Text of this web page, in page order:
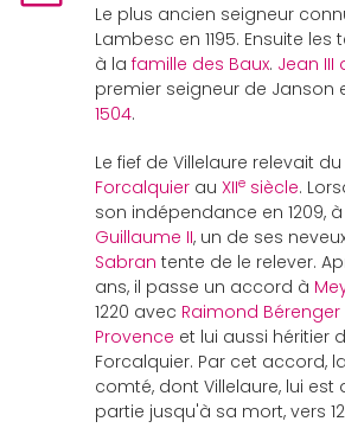
Le plus ancien seigneur
Lambesc en 1195. Ensuite
à la famille des Baux. Jean III
premier seigneur de Janson
1504.
Le fief de Villelaure relevait du
Forcalquier au XIIe siècle.
son indépendance en 1209,
Guillaume II, un de ses
Sabran tente de le relever.
ans, il passe un accord à
1220 avec Raimond Bérenger
Provence et lui aussi héritier
Forcalquier. Par cet accord,
comté, dont Villelaure, lui est
partie jusqu'à sa mort, vers